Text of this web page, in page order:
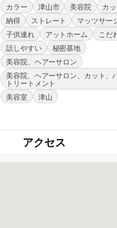
カラー 津山市 美容院
カッ
納得
ストレート
マッツサー
子供連れ
アットホーム
こだ
話しやすい
秘密基地
美容院、ヘアーサロン
美容院、ヘアーサロン、カット、
トリートメント
美容室
津山
アクセス